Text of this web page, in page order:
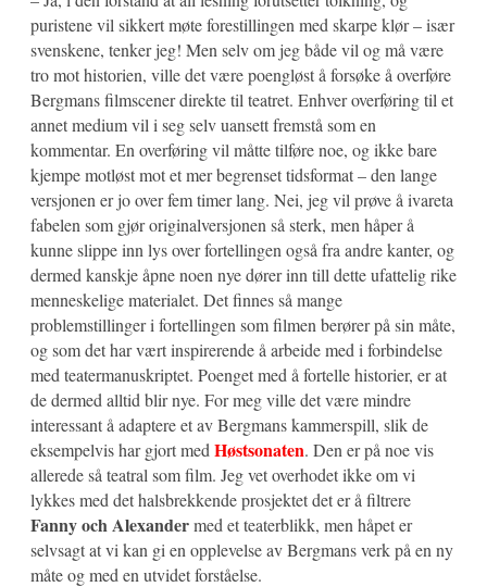
puristene vil sikkert møte forestillingen med skarpe klør – især
svenskene, tenker jeg! Men selv om jeg både vil og må være
tro mot historien, ville det være poengløst å forsøke å overføre
Bergmans filmscener direkte til teatret. Enhver overføring til et
annet medium vil i seg selv uansett fremstå som en
kommentar. En overføring vil måtte tilføre noe, og ikke bare
kjempe motløst mot et mer begrenset tidsformat – den lange
versjonen er jo over fem timer lang. Nei, jeg vil prøve å ivareta
fabelen som gjør originalversjonen så sterk, men håper å
kunne slippe inn lys over fortellingen også fra andre kanter, og
dermed kanskje åpne noen nye dører inn till dette ufattelig rike
menneskelige materialet. Det finnes så mange
problemstillinger i fortellingen som filmen berører på sin måte,
og som det har vært inspirerende å arbeide med i forbindelse
med teatermanuskriptet. Poenget med å fortelle historier, er at
de dermed alltid blir nye. For meg ville det være mindre
interessant å adaptere et av Bergmans kammerspill, slik de
eksempelvis har gjort med Høstsonaten. Den er på noe vis
allerede så teatral som film. Jeg vet overhodet ikke om vi
lykkes med det halsbrekkende prosjektet det er å filtrere
Fanny och Alexandermed et teaterblikk, men håpet er
selvsagt at vi kan gi en opplevelse av Bergmans verk på en ny
måte og med en utvidet forståelse.